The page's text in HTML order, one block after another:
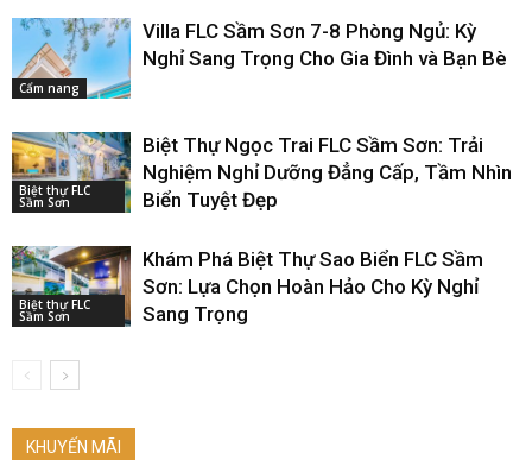
Cẩm nang
Villa FLC Sầm Sơn 7-8 Phòng Ngủ: Kỳ
Nghỉ Sang Trọng Cho Gia Đình và Bạn Bè
Biệt thự FLC
Sầm Sơn
Biệt Thự Ngọc Trai FLC Sầm Sơn: Trải
Nghiệm Nghỉ Dưỡng Đẳng Cấp, Tầm Nhìn
Biển Tuyệt Đẹp
Biệt thự FLC
Sầm Sơn
Khám Phá Biệt Thự Sao Biển FLC Sầm
Sơn: Lựa Chọn Hoàn Hảo Cho Kỳ Nghỉ
Sang Trọng
KHUYẾN MÃI